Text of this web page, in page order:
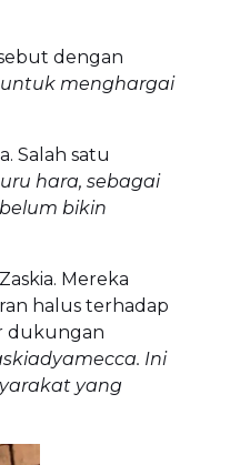
dengan
menghargai
Salah satu
hara, sebagai
bikin
Mereka
halus terhadap
dukungan
Ini
yang